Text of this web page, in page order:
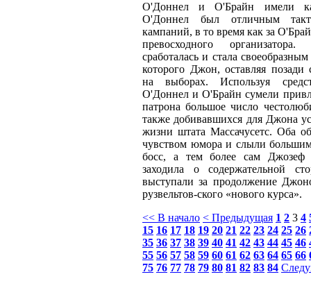
О'Доннел и О'Брайн имели
О'Доннел был отличным
кампаний, в то время как за
превосходного
сработалась и стала
которого Джон, оставляя позади
на выборах. Используя
О'Доннел и О'Брайн сумели
патрона большое число
также добивавшихся для Джона
жизни штата Массачусетс. Оба
чувством юмора и слыли
босс, а тем более сам Джозеф
заходила о содержательной
выступали за продолжение
рузвельтов-ского «нового курса».
<< В начало < Предыдущая 1 2 3 4
15 16 17 18 19 20 21 22 23 24 25 26
35 36 37 38 39 40 41 42 43 44 45 46
55 56 57 58 59 60 61 62 63 64 65 66
75 76 77 78 79 80 81 82 83 84